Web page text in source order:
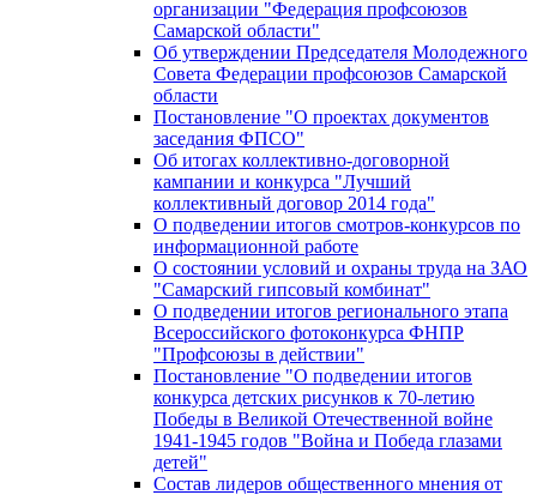
организации "Федерация профсоюзов
Самарской области"
Об утверждении Председателя Молодежного
Совета Федерации профсоюзов Самарской
области
Постановление "О проектах документов
заседания ФПСО"
Об итогах коллективно-договорной
кампании и конкурса "Лучший
коллективный договор 2014 года"
О подведении итогов смотров-конкурсов по
информационной работе
О состоянии условий и охраны труда на ЗАО
"Самарский гипсовый комбинат"
О подведении итогов регионального этапа
Всероссийского фотоконкурса ФНПР
"Профсоюзы в действии"
Постановление "О подведении итогов
конкурса детских рисунков к 70-летию
Победы в Великой Отечественной войне
1941-1945 годов "Война и Победа глазами
детей"
Состав лидеров общественного мнения от